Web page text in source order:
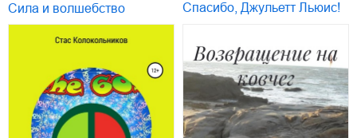
Сила и волшебство Спасибо, Джульетт Льюис!